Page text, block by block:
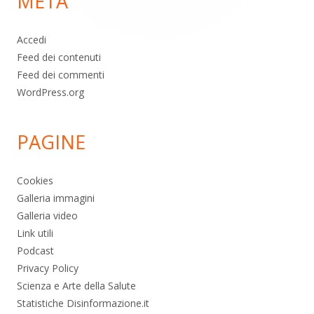
Accedi
Feed dei contenuti
Feed dei commenti
WordPress.org
PAGINE
Cookies
Galleria immagini
Galleria video
Link utili
Podcast
Privacy Policy
Scienza e Arte della Salute
Statistiche Disinformazione.it